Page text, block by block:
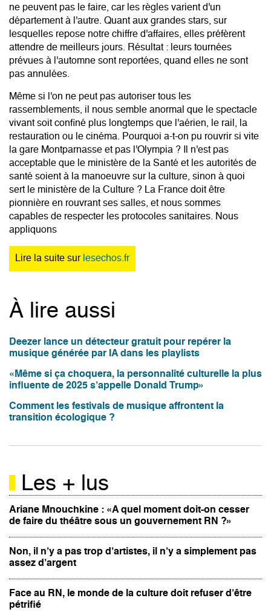
ne peuvent pas le faire, car les règles varient d'un
département à l'autre. Quant aux grandes stars, sur
lesquelles repose notre chiffre d'affaires, elles préfèrent
attendre de meilleurs jours. Résultat : leurs tournées
prévues à l'automne sont reportées, quand elles ne sont
pas annulées.
Même si l'on ne peut pas autoriser tous les
rassemblements, il nous semble anormal que le spectacle
vivant soit confiné plus longtemps que l'aérien, le rail, la
restauration ou le cinéma. Pourquoi a-t-on pu rouvrir si vite
la gare Montparnasse et pas l'Olympia ? Il n'est pas
acceptable que le ministère de la Santé et les autorités de
santé soient à la manoeuvre sur la culture, sinon à quoi
sert le ministère de la Culture ? La France doit être
pionnière en rouvrant ses salles, et nous sommes
capables de respecter les protocoles sanitaires. Nous
appliquons
Lire la suite sur lesechos.fr
À lire aussi
Deezer lance un détecteur gratuit pour repérer la
musique générée par IA dans les playlists
«Même si ça choquera, la personnalité culturelle la plus
influente de 2025 s’appelle Donald Trump»
Comment les festivals de musique affrontent la
transition écologique ?
Les + lus
Ariane Mnouchkine : «A quel moment doit-on cesser
de faire du théâtre sous un gouvernement RN ?»
Non, il n’y a pas trop d’artistes, il n’y a simplement pas
assez d’argent
Face au RN, le monde de la culture doit refuser d’être
pétrifié